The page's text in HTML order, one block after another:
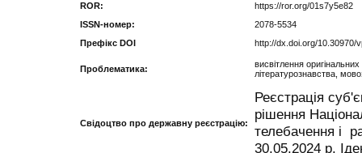
ROR:
ISSN-номер:
Префікс DOI
https://ror.org/01s7y5e82
2078-5534
http://dx.doi.org/10.30970/
Проблематика:
висвітлення
літературознавства,
Свідоцтво про державну реєстрацію:
Реєстрація
рішення
телебачення і
30.05.2024 р.